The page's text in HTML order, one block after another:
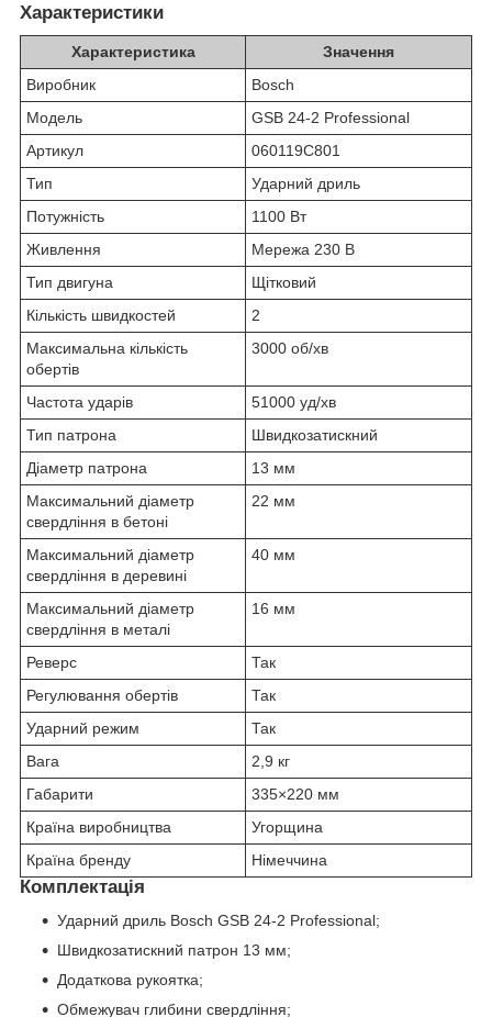
Характеристики
Характеристика
Значення
Виробник
Bosch
Модель
GSB 24-2 Professional
Артикул
060119C801
Тип
Ударний дриль
Потужність
1100 Вт
Живлення
Мережа 230 В
Тип двигуна
Щітковий
Кількість швидкостей
2
Максимальна кількість
обертів
3000 об/хв
Частота ударів
51000 уд/хв
Тип патрона
Швидкозатискний
Діаметр патрона
13 мм
Максимальний діаметр
свердління в бетоні
22 мм
Максимальний діаметр
свердління в деревині
40 мм
Максимальний діаметр
свердління в металі
16 мм
Реверс
Так
Регулювання обертів
Так
Ударний режим
Так
Вага
2,9 кг
Габарити
335×220 мм
Країна виробництва
Угорщина
Країна бренду
Німеччина
Комплектація
Ударний дриль Bosch GSB 24-2 Professional;
Швидкозатискний патрон 13 мм;
Додаткова рукоятка;
Обмежувач глибини свердління;